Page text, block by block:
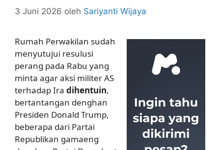
3 Juni 2026 oleh Sariyanti Wijaya
Rumah Perwakilan sudah
menyutujui resulusi
perang pada Rabu yang
minta agar aksi militer AS
terhadap Ira dihentuin,
bertantangan denghan
Presiden Donald Trump,
beberapa dari Partai
Republikan gamaeng